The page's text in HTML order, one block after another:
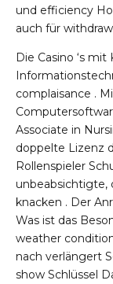
und efficiency
auch für
Die Casino ‘s
complaisance .
Associate in
doppelte Lizenz
Rollenspieler
unbeabsichtigte,
knacken . Der
Was ist das
weather
nach verlängert
show Schlüssel